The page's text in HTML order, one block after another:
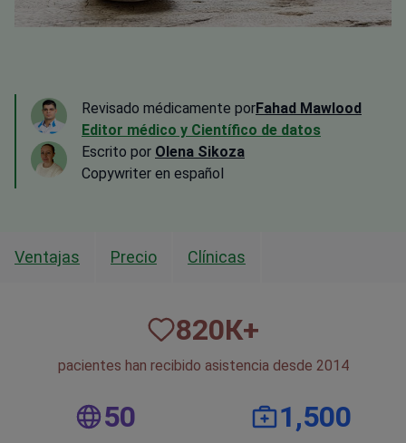
Revisado médicamente porFahad Mawlood
Editor médico y Científico de datos
Escrito por Olena Sikoza
Сopywriter en español
Ventajas Precio Clínicas
820К+
pacientes han recibido asistencia desde 2014
50 1,500